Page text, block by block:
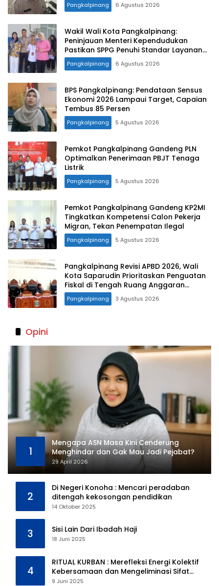
Pangkalpinang 6 Agustus 2026
Wakil Wali Kota Pangkalpinang:
Peninjauan Menteri Kependudukan
Pastikan SPPG Penuhi Standar Layanan
MBG
Pangkalpinang 6 Agustus 2026
BPS Pangkalpinang: Pendataan Sensus
Ekonomi 2026 Lampaui Target, Capaian
Tembus 85 Persen
Pangkalpinang 5 Agustus 2026
Pemkot Pangkalpinang Gandeng PLN
Optimalkan Penerimaan PBJT Tenaga
Listrik
Pangkalpinang 5 Agustus 2026
Pemkot Pangkalpinang Gandeng KP2MI
Tingkatkan Kompetensi Calon Pekerja
Migran, Tekan Penempatan Ilegal
Pangkalpinang 5 Agustus 2026
Pangkalpinang Revisi APBD 2026, Wali
Kota Saparudin Prioritaskan Penguatan
Fiskal di Tengah Ruang Anggaran
Terbatas
Pangkalpinang 3 Agustus 2026
Opini
1
Mengapa ASN Masa Kini Cenderung
Menghindar dan Gak Mau Jadi Pejabat?
29 April 2026
2
Di Negeri Konoha : Mencari peradaban
ditengah kekosongan pendidikan
14 Oktober 2025
3 Sisi Lain Dari Ibadah Haji
18 Juni 2025
4
RITUAL KURBAN : Merefleksi Energi Kolektif
Kebersamaan dan Mengeliminasi Sifat
Kebinatangan Manusia
9 Juni 2025